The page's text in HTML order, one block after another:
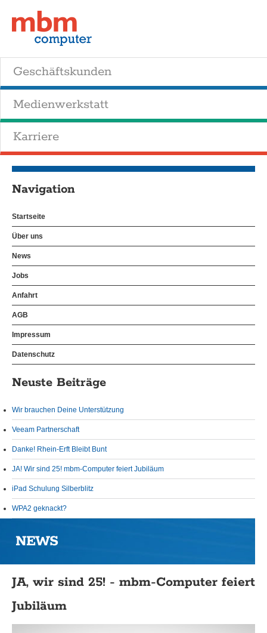
Geschäftskunden
Medienwerkstatt
Karriere
Navigation
Startseite
Über uns
News
Jobs
Anfahrt
AGB
Impressum
Datenschutz
Neuste Beiträge
Wir brauchen Deine Unterstützung
Veeam Partnerschaft
Danke! Rhein-Erft Bleibt Bunt
JA! Wir sind 25! mbm-Computer feiert Jubiläum
iPad Schulung Silberblitz
WPA2 geknackt?
NEWS
JA, wir sind 25! - mbm-Computer feiert
Jubiläum